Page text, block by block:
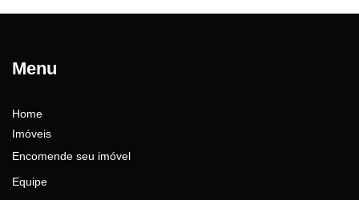
Menu
Home
Imóveis
Encomende seu imóvel
Equipe